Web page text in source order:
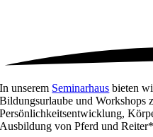
In unserem Seminarhaus bieten
Bildungsurlaube und Workshops
Persönlichkeitsentwicklung,
Ausbildung von Pferd und